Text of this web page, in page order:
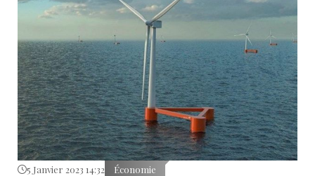
5 Janvier 2023 14:32 Économie